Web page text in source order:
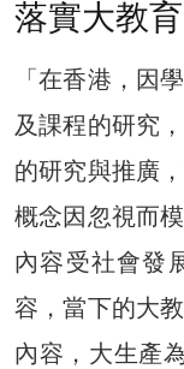
落實大教
「在香港，因
及課程的研究
的研究與推廣
概念因忽視而
內容受社會發
容，當下的大
內容，大生產